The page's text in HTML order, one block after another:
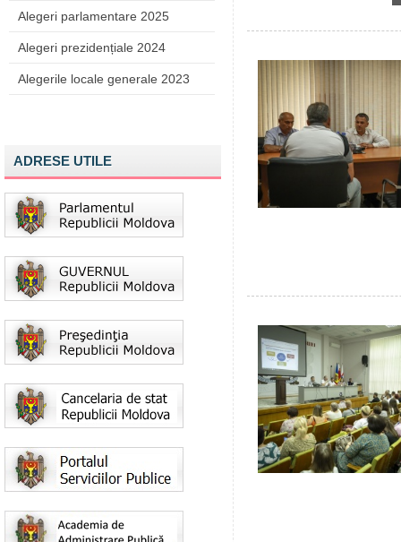
Alegeri parlamentare 2025
Alegeri prezidențiale 2024
Alegerile locale generale 2023
ADRESE UTILE